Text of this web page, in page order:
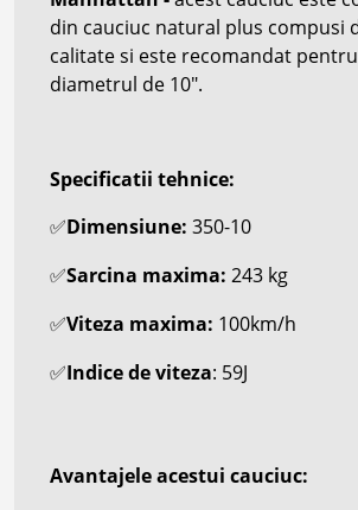
din cauciuc natural plus compusi
calitate si este recomandat
diametrul de 10".
Specificatii tehnice:
✅Dimensiune: 350-10
✅Sarcina maxima: 243 kg
✅Viteza maxima: 100km/h
✅Indice de viteza: 59J
Avantajele acestui cauciuc: